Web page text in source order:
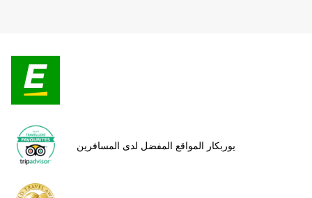
يوربكار المواقع المفضل لدى المسافرين